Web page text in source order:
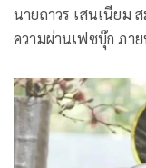
นายถาวร เสนเนียม
ความผ่านเฟซบุ๊ก ภายหลังนายพิชิ